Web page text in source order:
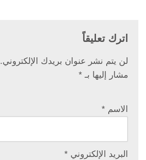
اترك تعليقاً
لن يتم نشر عنوان بريدك الإلكتروني.
مشار إليها بـ *
الاسم *
البريد الإلكتروني *